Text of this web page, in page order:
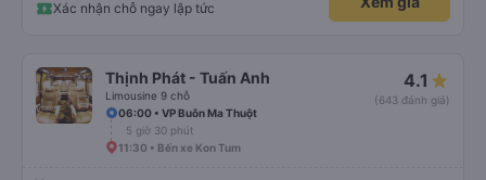
Xác nhận chỗ ngay lập tức
Thịnh Phát - Tuấn Anh
Limousine 9 chỗ
4.1
(643 đánh giá)
06:00 • VP Buôn Ma Thuột
5 giờ 30 phút
11:30 • Bến xe Kon Tum